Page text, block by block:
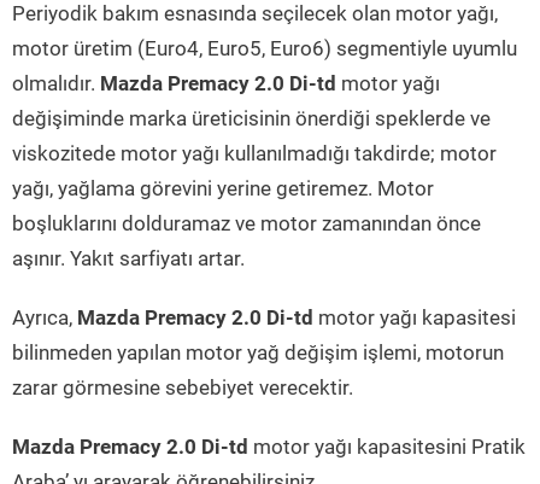
Periyodik bakım esnasında seçilecek olan motor yağı,
motor üretim (Euro4, Euro5, Euro6) segmentiyle uyumlu
olmalıdır. Mazda Premacy 2.0 Di-td motor yağı
değişiminde marka üreticisinin önerdiği speklerde ve
viskozitede motor yağı kullanılmadığı takdirde; motor
yağı, yağlama görevini yerine getiremez. Motor
boşluklarını dolduramaz ve motor zamanından önce
aşınır. Yakıt sarfiyatı artar.
Ayrıca, Mazda Premacy 2.0 Di-td motor yağı kapasitesi
bilinmeden yapılan motor yağ değişim işlemi, motorun
zarar görmesine sebebiyet verecektir.
Mazda Premacy 2.0 Di-td motor yağı kapasitesini Pratik